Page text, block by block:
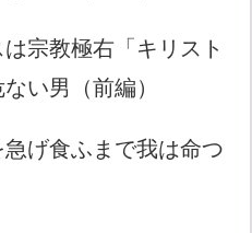
宗教極右「キリスト
い男（前編）
げ食ふまで我は命つ